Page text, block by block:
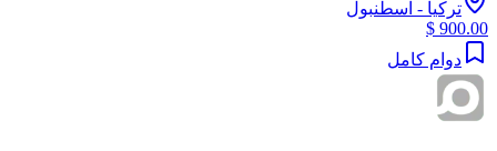
تركيا - اسطنبول
900.00 $
دوام كامل